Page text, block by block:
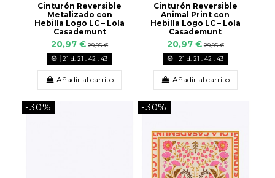
Cinturón Reversible
Metalizado con
Hebilla Logo LC – Lola
Casademunt
20,97 € 29,95 €
21 d. 21 : 42 : 42
Añadir al carrito
Cinturón Reversible
Animal Print con
Hebilla Logo LC – Lola
Casademunt
20,97 € 29,95 €
21 d. 21 : 42 : 42
Añadir al carrito
-30% -30%